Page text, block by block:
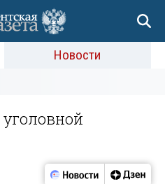
Новости
уголовной